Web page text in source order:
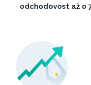
odchodovost až o